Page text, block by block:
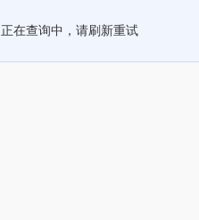
正在查询中，请刷新重试